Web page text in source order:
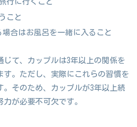
行に行くこと
こと
合はお風呂を一緒に入ること
じて、カップルは3年以上の関係を
す。ただし、実際にこれらの習慣を
。そのため、カップルが3年以上続
が必要不可欠です。